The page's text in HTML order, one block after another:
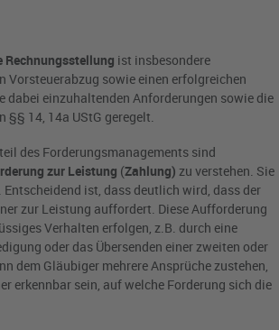
Rechnungsstellung ist insbesondere
Vorsteuerabzug sowie einen erfolgreichen
dabei einzuhaltenden Anforderungen sowie die
§§ 14, 14a UStG geregelt.
des Forderungsmanagements sind
zur Leistung (Zahlung) zu verstehen. Sie
ist, dass deutlich wird, dass der
zur Leistung auffordert. Diese Aufforderung
Verhalten erfolgen, z.B. durch eine
oder das Übersenden einer zweiten oder
dem Gläubiger mehrere Ansprüche zustehen,
erkennbar sein, auf welche Forderung sich die